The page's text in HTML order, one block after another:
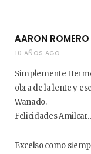
AARON ROMERO
10 AÑOS AGO
Simplemente
obra de la lente y
Wanado.
Felicidades
Excelso como